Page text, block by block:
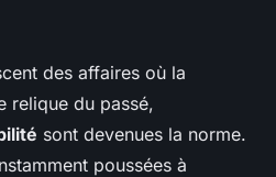
pour gérer
?
des affaires où la
relique du passé,
sont devenues la norme.
poussées à